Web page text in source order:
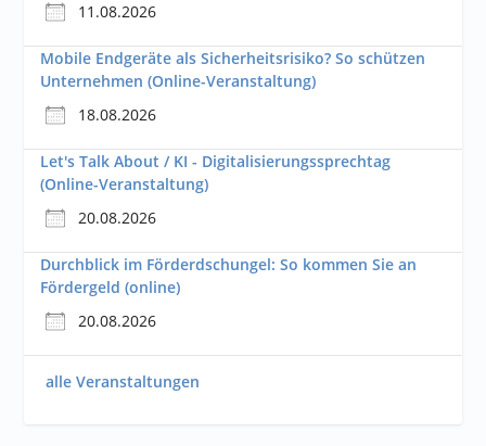
11.08.2026
Mobile Endgeräte als Sicherheitsrisiko? So schützen
Unternehmen (Online-Veranstaltung)
18.08.2026
Let's Talk About / KI - Digitalisierungssprechtag
(Online-Veranstaltung)
20.08.2026
Durchblick im Förderdschungel: So kommen Sie an
Fördergeld (online)
20.08.2026
alle Veranstaltungen